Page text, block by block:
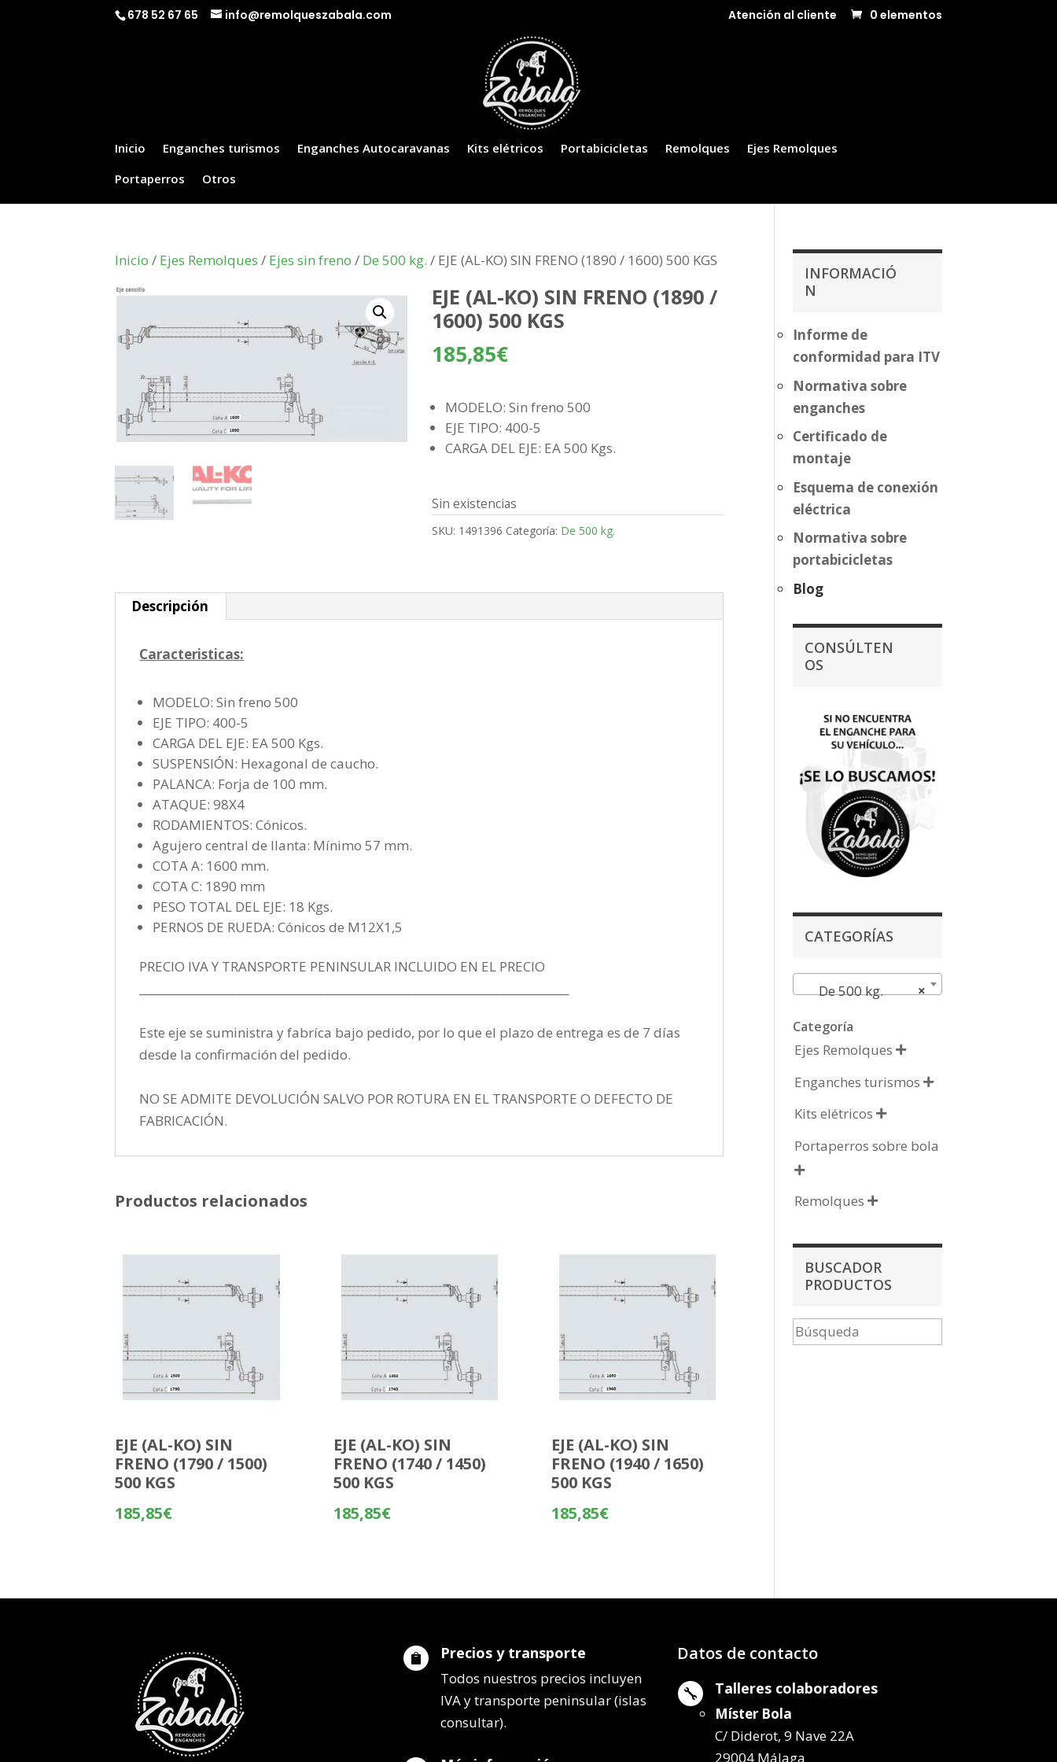
678 52 67 65 info@remolqueszabala.com Atención al cliente 0 elementos
Inicio Enganches turismos Enganches Autocaravanas Kits elétricos Portabicicletas Remolques
Ejes Remolques
Portaperros
Otros
Inicio / Ejes Remolques / Ejes sin freno / De 500 kg. / EJE (AL-KO) SIN FRENO (1890 / 1600) 500 KGS
EJE (AL-KO) SIN FRENO (1890 /
1600) 500 KGS
185,85€
MODELO: Sin freno 500
EJE TIPO: 400-5
CARGA DEL EJE: EA 500 Kgs.
Sin existencias
SKU: 1491396 Categoría: De 500 kg.
Descripción
Caracteristicas:
MODELO: Sin freno 500
EJE TIPO: 400-5
CARGA DEL EJE: EA 500 Kgs.
SUSPENSIÓN: Hexagonal de caucho.
PALANCA: Forja de 100 mm.
ATAQUE: 98X4
RODAMIENTOS: Cónicos.
Agujero central de llanta: Mínimo 57 mm.
COTA A: 1600 mm.
COTA C: 1890 mm
PESO TOTAL DEL EJE: 18 Kgs.
PERNOS DE RUEDA: Cónicos de M12X1,5
PRECIO IVA Y TRANSPORTE PENINSULAR INCLUIDO EN EL PRECIO
Este eje se suministra y fabríca bajo pedido, por lo que el plazo de entrega es de 7 días
desde la confirmación del pedido.
NO SE ADMITE DEVOLUCIÓN SALVO POR ROTURA EN EL TRANSPORTE O DEFECTO DE
FABRICACIÓN.
Productos relacionados
EJE (AL-KO) SIN
FRENO (1790 / 1500)
500 KGS
185,85€
EJE (AL-KO) SIN
FRENO (1740 / 1450)
500 KGS
185,85€
EJE (AL-KO) SIN
FRENO (1940 / 1650)
500 KGS
185,85€
INFORMACIÓ
N
Informe de
conformidad para ITV
Normativa sobre
enganches
Certificado de
montaje
Esquema de conexión
eléctrica
Normativa sobre
portabicicletas
Blog
CONSÚLTEN
OS
CATEGORÍAS
×
De 500 kg.
Categoría
Ejes Remolques 
Enganches turismos 
Kits elétricos 
Portaperros sobre bola

Remolques 
BUSCADOR
PRODUCTOS
 Precios y transporte
Todos nuestros precios incluyen
IVA y transporte peninsular (islas
consultar).
Datos de contacto
 Talleres colaboradores
Míster Bola
C/ Diderot, 9 Nave 22A
29004 Málaga